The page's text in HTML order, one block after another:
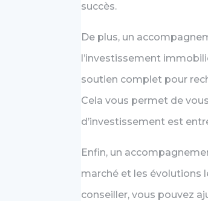
succès.
De plus, un
l’investissement
soutien complet pour
Cela vous permet de
d’investissement est
Enfin, un
marché et les évolutions
conseiller, vous pouvez